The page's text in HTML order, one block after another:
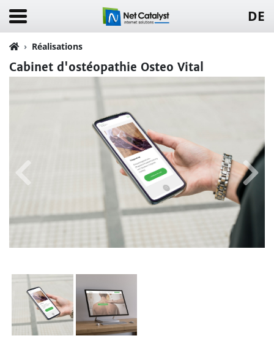
DE
Réalisations
Cabinet d'ostéopathie Osteo Vital